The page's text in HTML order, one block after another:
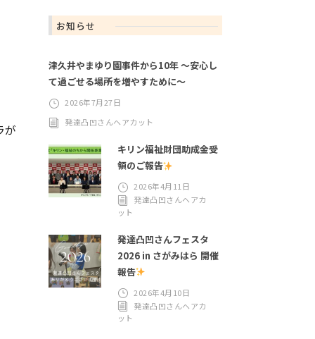
が
お知らせ
津久井やまゆり園事件から10年 ～安心し
て過ごせる場所を増やすために～
2026年7月27日
発達凸凹さんヘアカット
キリン福祉財団助成金受
領のご報告
2026年4月11日
発達凸凹さんヘアカ
ット
発達凸凹さんフェスタ
2026 in さがみはら 開催
報告
2026年4月10日
発達凸凹さんヘアカ
ット